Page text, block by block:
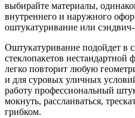
выбирайте материалы,
внутреннего и наружного
оштукатуривание или
Оштукатуривание подойдет в
стеклопакетов
легко повторит любую
и для суровых уличных
работу профессиональный
мокнуть, расслаиваться,
грибком.